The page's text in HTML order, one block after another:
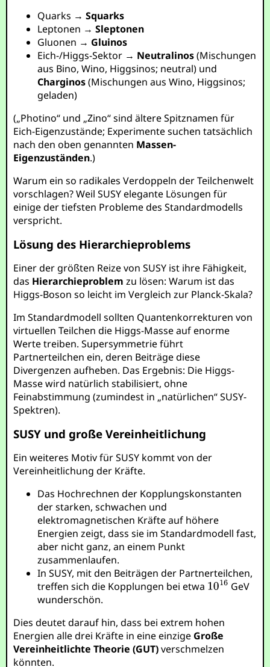
Quarks →Squarks
Leptonen →Sleptonen
Gluonen → Gluinos
Eich-/Higgs-Sektor → Neutralinos(Mischungen
aus Bino, Wino, Higgsinos; neutral) und
Charginos(Mischungen aus Wino, Higgsinos;
geladen)
(„Photino“ und „Zino“ sind ältere Spitznamen für
Eich-Eigenzustände; Experimente suchen tatsächlich
nach den oben genannten Massen-
Eigenzuständen.)
Warum ein so radikales Verdoppeln der Teilchenwelt
vorschlagen? Weil SUSY elegante Lösungen für
einige der tiefsten Probleme des Standardmodells
verspricht.
Lösung des Hierarchieproblems
Einer der größten Reize von SUSY ist ihre Fähigkeit,
das Hierarchieproblem zu lösen: Warum ist das
Higgs-Boson so leicht im Vergleich zur Planck-Skala?
Im Standardmodell sollten Quantenkorrekturen von
virtuellen Teilchen die Higgs-Masse auf enorme
Werte treiben. Supersymmetrie führt
Partnerteilchen ein, deren Beiträge diese
Divergenzen aufheben. Das Ergebnis: Die Higgs-
Masse wird natürlich stabilisiert, ohne
Feinabstimmung (zumindest in „natürlichen“ SUSY-
Spektren).
SUSY und große Vereinheitlichung
Ein weiteres Motiv für SUSY kommt von der
Vereinheitlichung der Kräfte.
Das Hochrechnen der Kopplungskonstanten
der starken, schwachen und
elektromagnetischen Kräfte auf höhere
Energien zeigt, dass sie im Standardmodell fast,
aber nicht ganz, an einem Punkt
zusammenlaufen.
In SUSY, mit den Beiträgen der Partnerteilchen,
treffen sich die Kopplungen bei etwa
GeV
wunderschön.
Dies deutet darauf hin, dass bei extrem hohen
Energien alle drei Kräfte in eine einzige Große
Vereinheitlichte Theorie (GUT)verschmelzen
könnten.